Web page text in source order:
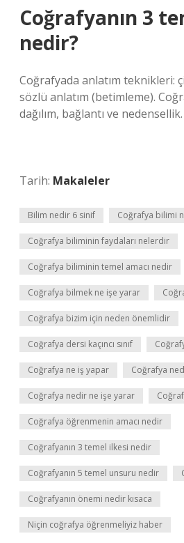
Coğrafyanın 3
nedir?
Coğrafyada anlatım teknikleri:
sözlü anlatım (betimleme).
dağılım, bağlantı ve nedensellik.
Tarih: Makaleler
Bilim nedir 6 sinif Coğrafya bilimi
Coğrafya biliminin faydaları nelerdir
Coğrafya biliminin temel amacı nedir
Coğrafya bilmek ne işe yarar
Coğrafya bizim için neden önemlidir
Coğrafya dersi kaçıncı sınıf
Coğrafya ne iş yapar Coğrafya
Coğrafya nedir ne işe yarar
Coğrafya öğrenmenin amacı nedir
Coğrafyanın 3 temel ilkesi nedir
Coğrafyanın 5 temel unsuru nedir
Coğrafyanın önemi nedir kısaca
Niçin coğrafya öğrenmeliyiz haber